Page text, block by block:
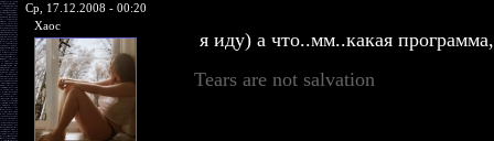
Ср, 17.12.2008 - 00:20
Xaoc
я иду) а что..мм..какая
Tears are not salvation